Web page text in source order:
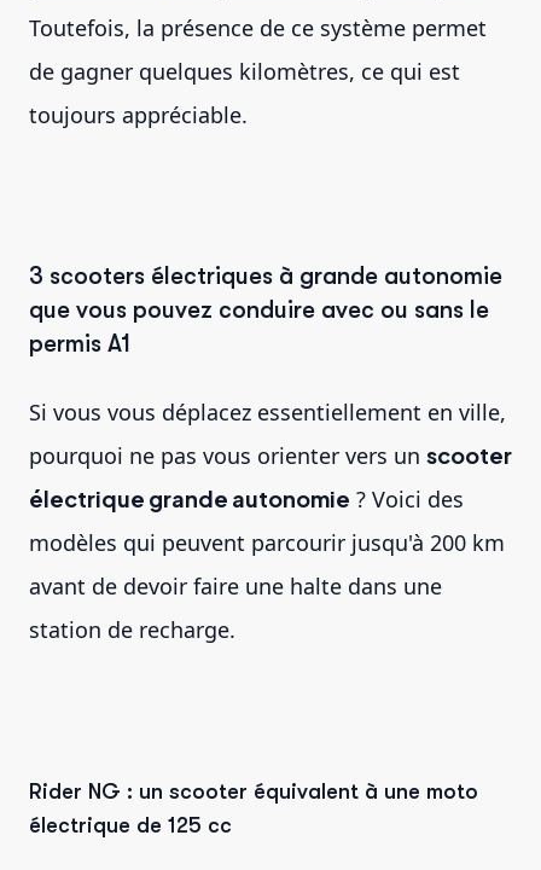
Toutefois, la présence de ce système permet
de gagner quelques kilomètres, ce qui est
toujours appréciable.
3 scooters électriques à grande autonomie
que vous pouvez conduire avec ou sans le
permis A1
Si vous vous déplacez essentiellement en ville,
pourquoi ne pas vous orienter vers un scooter
électrique grande autonomie ? Voici des
modèles qui peuvent parcourir jusqu'à 200 km
avant de devoir faire une halte dans une
station de recharge.
Rider NG : un scooter équivalent à une moto
électrique de 125 cc